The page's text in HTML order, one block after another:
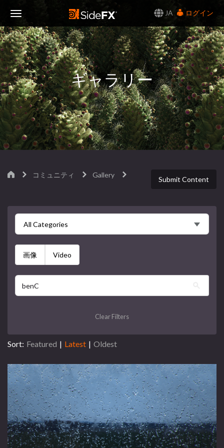
JA
ログイン
Navigation
ギャラリー
Submit Content
コミュニティ Gallery
All Categories
画像 Video
Clear Filters
Sort: Featured | Latest | Oldest